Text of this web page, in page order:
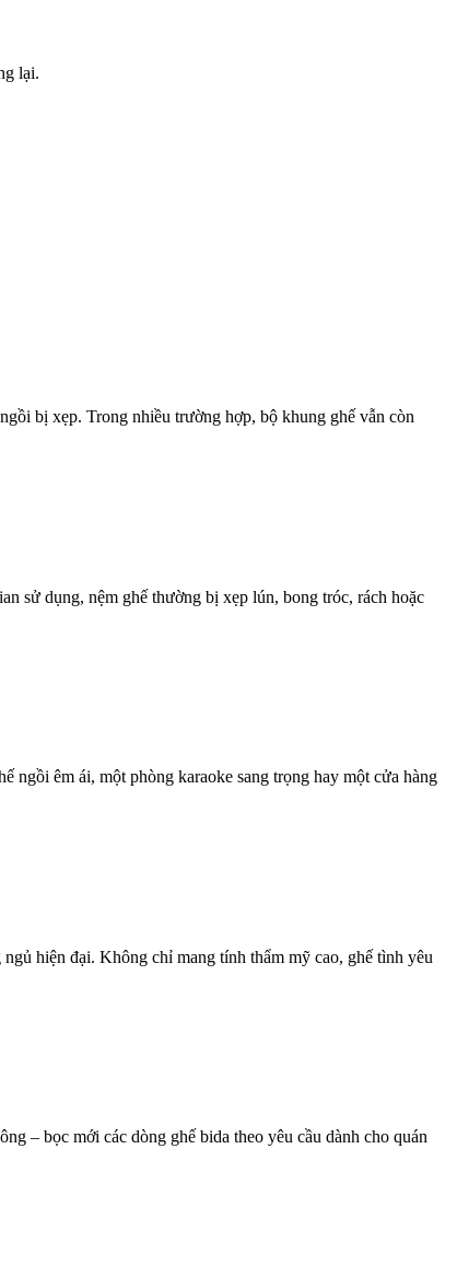
lại.
bị xẹp. Trong nhiều trường hợp, bộ khung ghế vẫn còn
sử dụng, nệm ghế thường bị xẹp lún, bong tróc, rách hoặc
ngồi êm ái, một phòng karaoke sang trọng hay một cửa hàng
hiện đại. Không chỉ mang tính thẩm mỹ cao, ghế tình yêu
– bọc mới các dòng ghế bida theo yêu cầu dành cho quán